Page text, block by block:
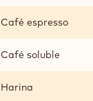
Café espresso
Café soluble
Harina